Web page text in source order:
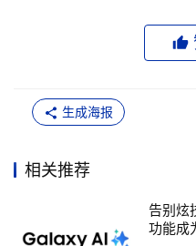
在NAND方面，去年，我
NAND，4Gb和更高容量
字的技术生产。这些产品
电视和机顶盒应用。现
NAND产品，典型电压为
生成海报
相关推荐
告别炫
功能成